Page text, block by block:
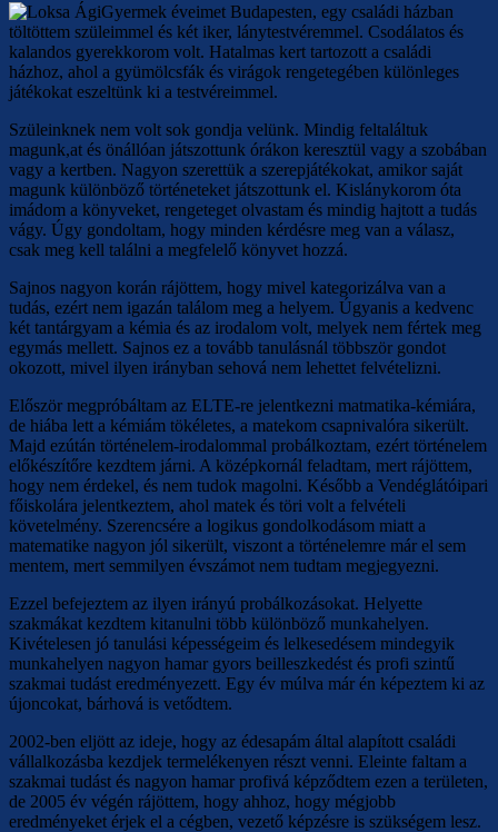
Gyermek éveimet Budapesten, egy családi házban
töltöttem szüleimmel és két iker, lánytestvéremmel. Csodálatos és
kalandos gyerekkorom volt. Hatalmas kert tartozott a családi
házhoz, ahol a gyümölcsfák és virágok rengetegében különleges
játékokat eszeltünk ki a testvéreimmel.
Szüleinknek nem volt sok gondja velünk. Mindig feltaláltuk
magunk,at és önállóan játszottunk órákon keresztül vagy a szobában
vagy a kertben. Nagyon szerettük a szerepjátékokat, amikor saját
magunk különböző történeteket játszottunk el. Kislánykorom óta
imádom a könyveket, rengeteget olvastam és mindig hajtott a tudás
vágy. Úgy gondoltam, hogy minden kérdésre meg van a válasz,
csak meg kell találni a megfelelő könyvet hozzá.
Sajnos nagyon korán rájöttem, hogy mivel kategorizálva van a
tudás, ezért nem igazán találom meg a helyem. Úgyanis a kedvenc
két tantárgyam a kémia és az irodalom volt, melyek nem fértek meg
egymás mellett. Sajnos ez a tovább tanulásnál többször gondot
okozott, mivel ilyen irányban sehová nem lehettet felvételizni.
Először megpróbáltam az ELTE-re jelentkezni matmatika-kémiára,
de hiába lett a kémiám tökéletes, a matekom csapnivalóra sikerült.
Majd ezútán történelem-irodalommal probálkoztam, ezért történelem
előkészítőre kezdtem járni. A középkornál feladtam, mert rájöttem,
hogy nem érdekel, és nem tudok magolni. Később a Vendéglátóipari
főiskolára jelentkeztem, ahol matek és töri volt a felvételi
követelmény. Szerencsére a logikus gondolkodásom miatt a
matematike nagyon jól sikerült, viszont a történelemre már el sem
mentem, mert semmilyen évszámot nem tudtam megjegyezni.
Ezzel befejeztem az ilyen irányú probálkozásokat. Helyette
szakmákat kezdtem kitanulni több különböző munkahelyen.
Kivételesen jó tanulási képességeim és lelkesedésem mindegyik
munkahelyen nagyon hamar gyors beilleszkedést és profi szintű
szakmai tudást eredményezett. Egy év múlva már én képeztem ki az
újoncokat, bárhová is vetődtem.
2002-ben eljött az ideje, hogy az édesapám által alapított családi
vállalkozásba kezdjek termelékenyen részt venni. Eleinte faltam a
szakmai tudást és nagyon hamar profivá képződtem ezen a területen,
de 2005 év végén rájöttem, hogy ahhoz, hogy mégjobb
eredményeket érjek el a cégben, vezető képzésre is szükségem lesz.